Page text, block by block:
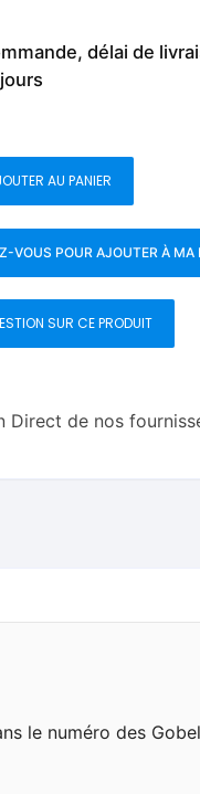
Foulards C.Up
Feu
Mentalisme
délai de
AU PANIER
VOUS POUR AJOUTER À MA
SUR CE PRODUIT
Direct de nos
le numéro des